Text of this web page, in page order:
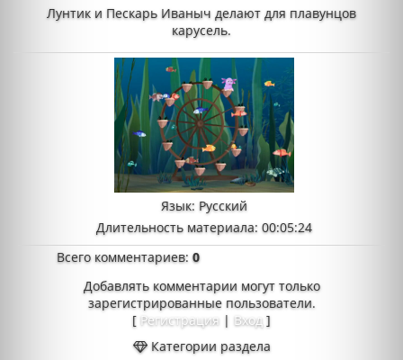
Лунтик и Пескарь Иваныч делают для плавунцов
карусель.
Язык: Русский
Длительность материала: 00:05:24
Всего комментариев:0
Добавлять комментарии могут только
зарегистрированные пользователи.
[ Регистрация | Вход ]
Категории раздела